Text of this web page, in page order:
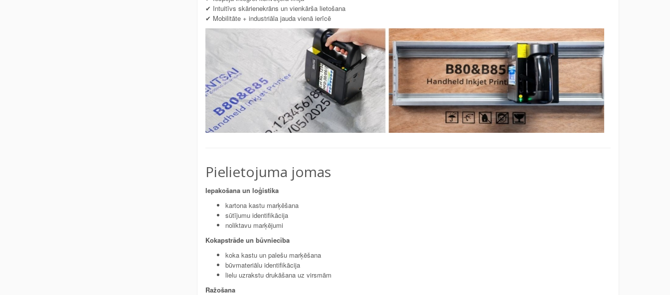
✔ Intuitīvs skārienekrāns un vienkārša lietošana
✔ Mobilitāte + industriāla jauda vienā ierīcē
Pielietojuma jomas
Iepakošana un loģistika
kartona kastu marķēšana
sūtījumu identifikācija
noliktavu marķējumi
Kokapstrāde un būvniecība
koka kastu un palešu marķēšana
būvmateriālu identifikācija
lielu uzrakstu drukāšana uz virsmām
Ražošana